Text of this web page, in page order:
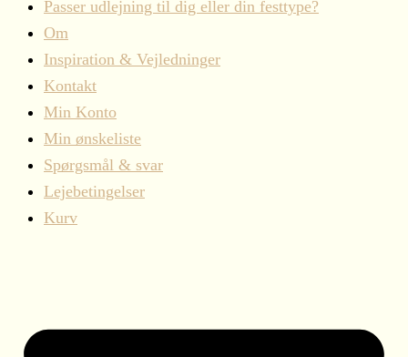
Passer udlejning til dig eller din festtype?
Om
Inspiration & Vejledninger
Kontakt
Min Konto
Min ønskeliste
Spørgsmål & svar
Lejebetingelser
Kurv